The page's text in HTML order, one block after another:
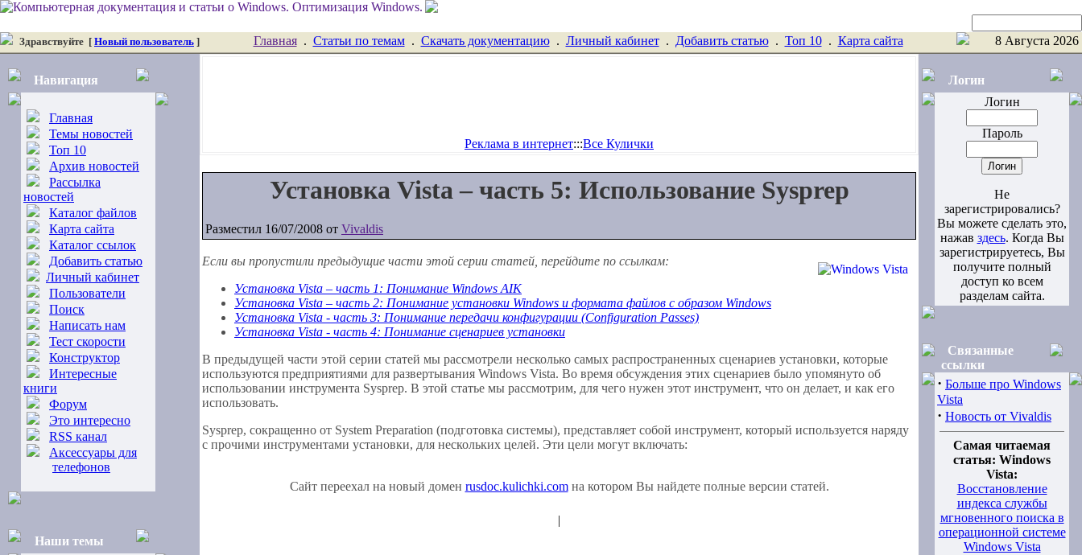
Здравствуйте [ Новый пользователь ] Главная. Статьи по темам. Скачать документацию. Личный кабинет. Добавить статью. Toп 10. Карта сайта 8 Августа 2026
Навигация
Главная
Темы новостей
Топ 10
Архив новостей
Рассылка
новостей
Каталог файлов
Карта сайта
Каталог ссылок
Добавить статью
Личный кабинет
Пользователи
Поиск
Написать нам
Тест скорости
Конструктор
Интересные
книги
Форум
Это интересно
RSS канал
Аксессуары для
телефонов
Наши темы
Реклама в интернет:::Все Кулички
Установка Vista – часть 5: Использование Sysprep
Разместил 16/07/2008 от Vivaldis
Если вы пропустили предыдущие части этой серии статей, перейдите по ссылкам:
Установка Vista – часть 1: Понимание Windows AIK
Установка Vista – часть 2: Понимание установки Windows и формата файлов с образом Windows
Установка Vista - часть 3: Понимание передачи конфигурации (Configuration Passes)
Установка Vista - часть 4: Понимание сценариев установки
В предыдущей части этой серии статей мы рассмотрели несколько самых распространенных сценариев установки, которые
используются предприятиями для развертывания Windows Vista. Во время обсуждения этих сценариев было упомянуто об
использовании инструмента Sysprep. В этой статье мы рассмотрим, для чего нужен этот инструмент, что он делает, и как его
использовать.
Sysprep, сокращенно от System Preparation (подготовка системы), представляет собой инструмент, который используется наряду
с прочими инструментами установки, для нескольких целей. Эти цели могут включать:
Сайт переехал на новый домен rusdoc.kulichki.comна котором Вы найдете полные версии статей.
|
Логин
Логин
Пароль
Не
зарегистрировались?
Вы можете сделать это,
нажав здесь. Когда Вы
зарегистрируетесь, Вы
получите полный
доступ ко всем
разделам сайта.
Связанные
ссылки
· Больше про Windows
Vista
· Новость от Vivaldis
Самая читаемая
статья: Windows
Vista:
Восстановление
индекса службы
мгновенного поиска в
операционной системе
Windows Vista